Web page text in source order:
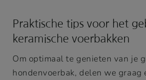
Praktische tips voor het
keramische voerbakken
Om optimaal te genieten van je
hondenvoerbak, delen we graag